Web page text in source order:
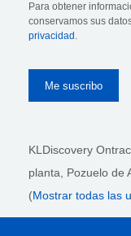
Para obtener
conservamos sus
privacidad .
KLDiscovery
planta, Pozuelo de
(Mostrar todas las